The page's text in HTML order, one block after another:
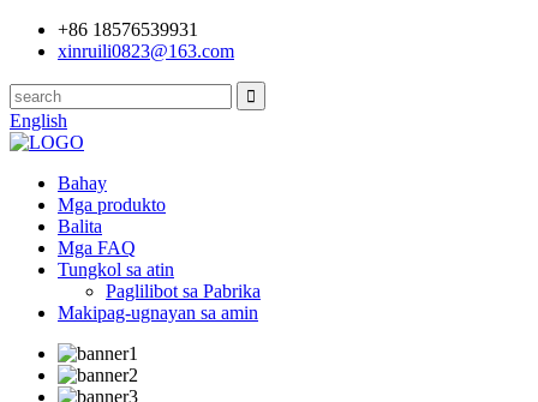
+86 18576539931
xinruili0823@163.com
English
Bahay
Mga produkto
Balita
Mga FAQ
Tungkol sa atin
Paglilibot sa Pabrika
Makipag-ugnayan sa amin